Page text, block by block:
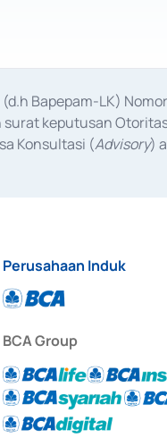
Bapepam-LK)
surat keputusan
Konsultasi (Advisory)
Perusahaan Induk
BCA Group